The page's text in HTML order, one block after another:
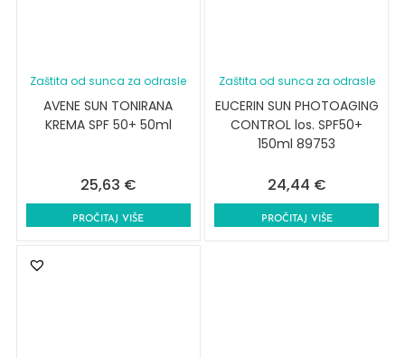
Zaštita od sunca za odrasle
AVENE SUN TONIRANA
KREMA SPF 50+ 50ml
25,63 €
PROČITAJ VIŠE
Zaštita od sunca za odrasle
EUCERIN SUN PHOTOAGING
CONTROL los. SPF50+
150ml 89753
24,44 €
PROČITAJ VIŠE